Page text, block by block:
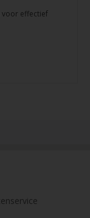
voor effectief